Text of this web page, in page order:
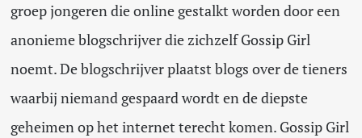
groep jongeren die online gestalkt worden door een
anonieme blogschrijver die zichzelf Gossip Girl
noemt. De blogschrijver plaatst blogs over de tieners
waarbij niemand gespaard wordt en de diepste
geheimen op het internet terecht komen. Gossip Girl